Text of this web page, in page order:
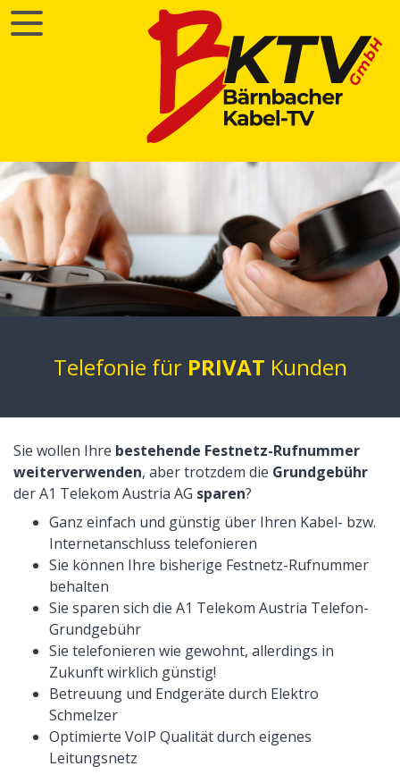
Telefonie für PRIVAT Kunden
Sie wollen Ihre bestehende Festnetz-Rufnummer
weiterverwenden, aber trotzdem die Grundgebühr
der A1 Telekom Austria AG sparen?
Ganz einfach und günstig über Ihren Kabel- bzw.
Internetanschluss telefonieren
Sie können Ihre bisherige Festnetz-Rufnummer
behalten
Sie sparen sich die A1 Telekom Austria Telefon-
Grundgebühr
Sie telefonieren wie gewohnt, allerdings in
Zukunft wirklich günstig!
Betreuung und Endgeräte durch Elektro
Schmelzer
Optimierte VoIP Qualität durch eigenes
Leitungsnetz